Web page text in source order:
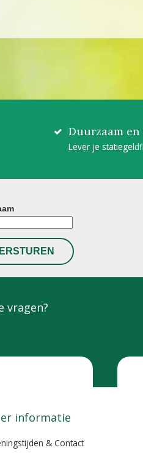
Duurzaam
Lever je
vragen?
informatie
& Contact